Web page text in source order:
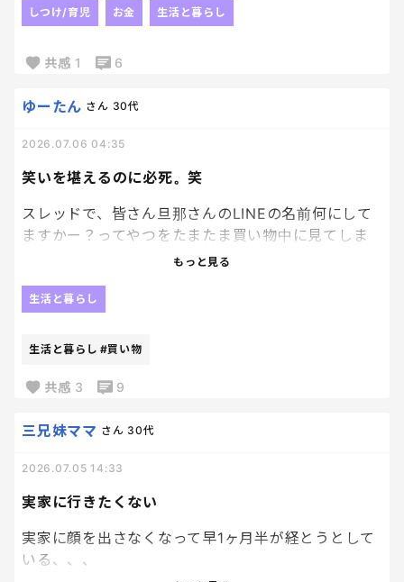
これが何回もあると月の合計でいったら結構いって
しつけ/育児 お金 生活と暮らし
共感 1 6
笑いを堪えるのに必死。笑
ゆーたん さん 30代
2026.07.06 04:35
スレッドで、皆さん旦那さんのLINEの名前何にして
ますかー？ってやつをたまたま買い物中に見てしま
い大笑いするところだった。
あった。
最初にスレ開いたら他人！て出てくるし。
ど、、
がないことしてるんだろうなって。笑
たいから山中柔太朗に変更しようかな。笑
もっと見る
生活と暮らし
生活と暮らし #買い物
共感 3 9
実家に行きたくない
三兄妹ママ さん 30代
2026.07.05 14:33
実家に顔を出さなくなって早1ヶ月半が経とうとして
いる、、、